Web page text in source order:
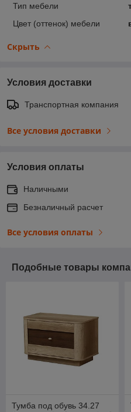
Тип мебели
Цвет (оттенок) мебели
Скрыть
Условия доставки
Транспортная компания
Все условия доставки
Условия оплаты
Наличными
Безналичный расчет
Все условия оплаты
Подобные товары
Тумба под обувь 34.27